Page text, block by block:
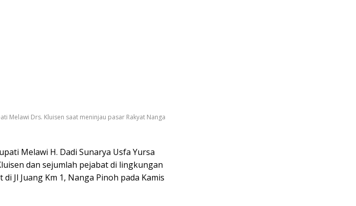
Melawi Drs. Kluisen saat meninjau pasar Rakyat Nanga
Melawi H. Dadi Sunarya Usfa Yursa
dan sejumlah pejabat di lingkungan
Jl Juang Km 1, Nanga Pinoh pada Kamis